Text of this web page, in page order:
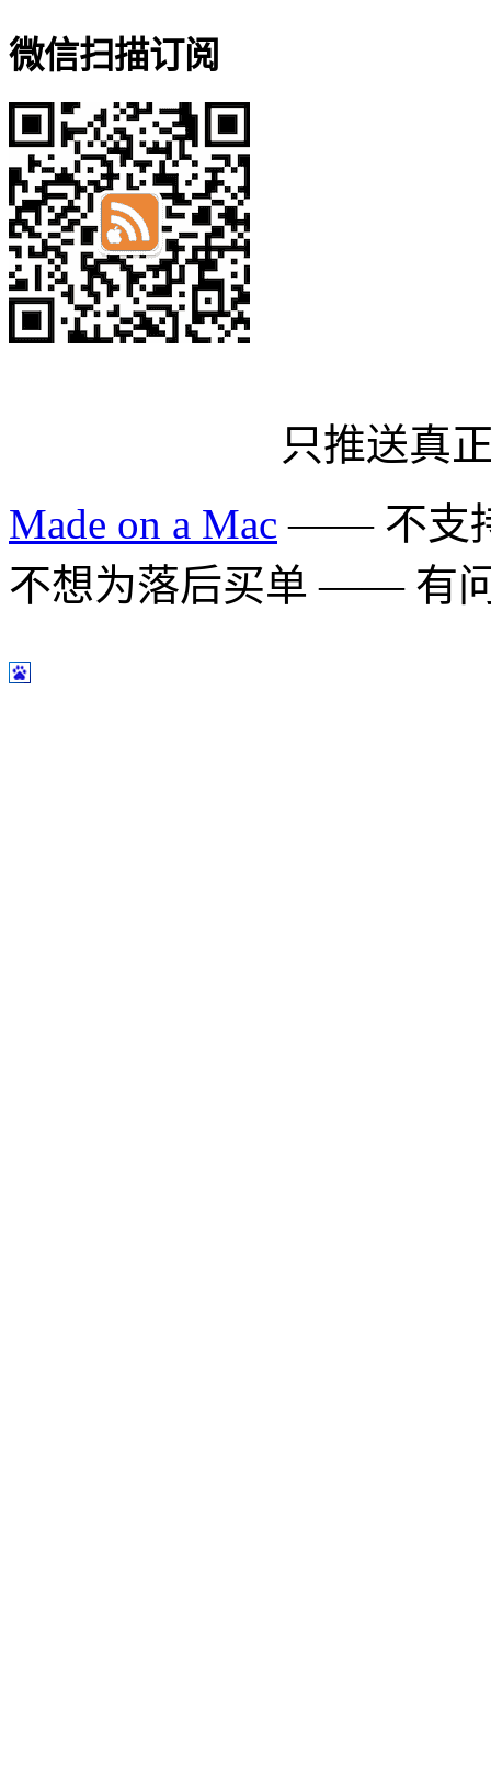
微信扫描订阅
只推送真
Made on a Mac —— 不支
不想为落后买单 —— 有